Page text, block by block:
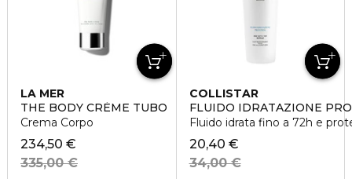
LA MER
THE BODY CRÈME TUBO
Crema Corpo
234,50 €
335,00 €
COLLISTAR
FLUIDO IDRATAZIONE
Fluido idrata fino a 72h e
20,40 €
34,00 €